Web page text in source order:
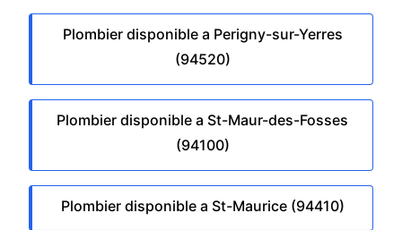
Plombier disponible a Perigny-sur-Yerres
(94520)
Plombier disponible a St-Maur-des-Fosses
(94100)
Plombier disponible a St-Maurice (94410)